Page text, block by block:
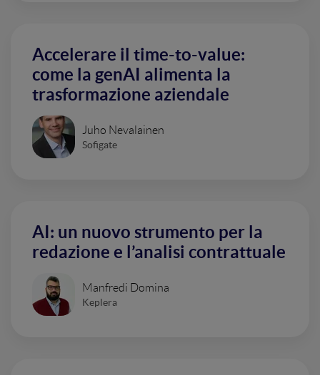
Accelerare il time-to-value:
come la genAI alimenta la
trasformazione aziendale
Juho Nevalainen
Sofigate
AI: un nuovo strumento per la
redazione e l’analisi contrattuale
Manfredi Domina
Keplera